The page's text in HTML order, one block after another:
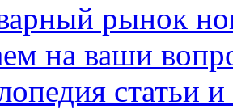
рынок
на ваши
статьи